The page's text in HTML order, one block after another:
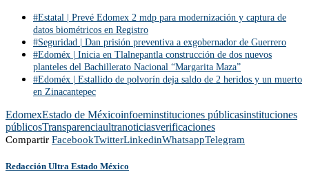
#Estatal | Prevé Edomex 2 mdp para modernización y captura de
datos biométricos en Registro
#Seguridad | Dan prisión preventiva a exgobernador de Guerrero
#Edoméx | Inicia en Tlalnepantla construcción de dos nuevos
planteles del Bachillerato Nacional “Margarita Maza”
#Edoméx | Estallido de polvorín deja saldo de 2 heridos y un muerto
en Zinacantepec
EdomexEstado de Méxicoinfoeminstituciones públicasinstituciones
públicosTransparenciaultranoticiasverificaciones
Compartir FacebookTwitterLinkedinWhatsappTelegram
Redacción Ultra Estado México